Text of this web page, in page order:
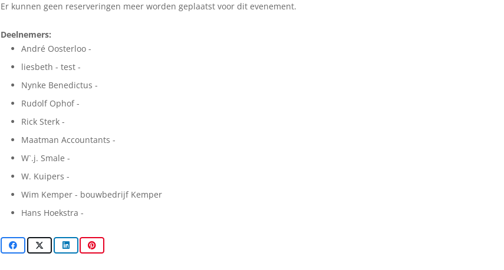
Er kunnen geen reserveringen meer worden geplaatst voor dit evenement.
Deelnemers:
André Oosterloo -
liesbeth - test -
Nynke Benedictus -
Rudolf Ophof -
Rick Sterk -
Maatman Accountants -
W`.j. Smale -
W. Kuipers -
Wim Kemper - bouwbedrijf Kemper
Hans Hoekstra -